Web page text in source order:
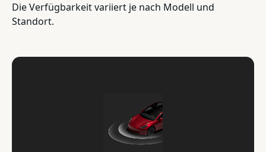
Die Verfügbarkeit variiert je nach Modell und
Standort.